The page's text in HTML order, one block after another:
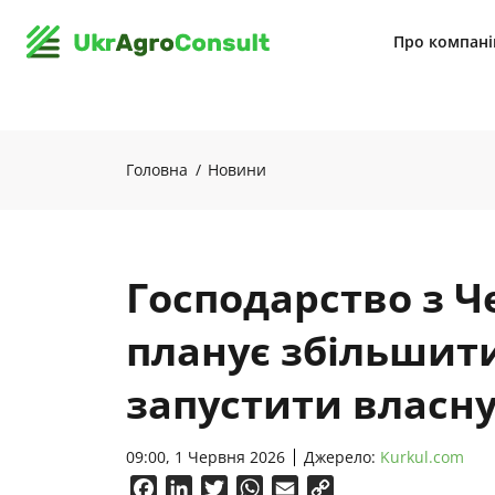
Про
Головна Новини
Господарство з
планує
запустити
09:00, 1 Червня 2026 Джерело: Kurkul.com
FacebookLinkedInTwitterWhatsApp
Email